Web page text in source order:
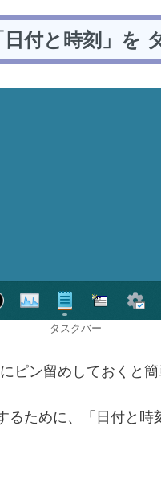
付と時刻」を
タスクバー
ピン留めしておくと簡
るために、「日付と